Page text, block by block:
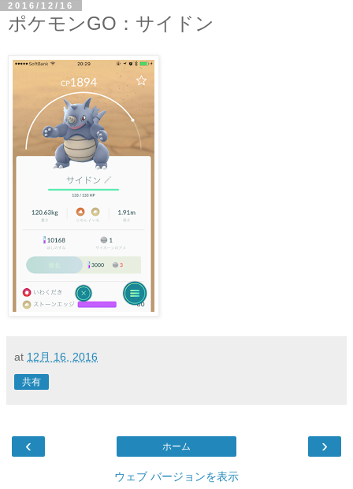
2016/12/16
ポケモンGO：サイドン
at 12月 16, 2016
共有
‹ ›
ホーム
ウェブ バージョンを表示